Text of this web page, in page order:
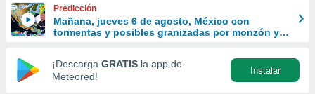
y
forma
digital
basada
Predicción
Mañana, jueves 6 de agosto, México con
tormentas y posibles granizadas por monzón y
¡Descarga GRATIS la app de
Meteored!
Instalar